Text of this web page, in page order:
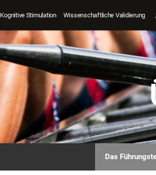
Kognitive Stimulation Wissenschaftliche Validierung
Das